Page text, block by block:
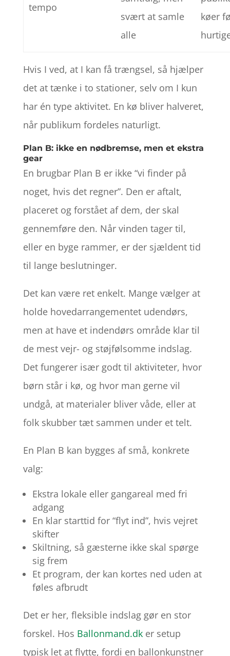
tempo
svært at samle
alle
køer
Hvis I ved, at I kan få trængsel, så hjælper
det at tænke i to stationer, selv om I kun
har én type aktivitet. En kø bliver halveret,
når publikum fordeles naturligt.
Plan B: ikke en nødbremse, men et ekstra
gear
En brugbar Plan B er ikke “vi finder på
noget, hvis det regner”. Den er aftalt,
placeret og forstået af dem, der skal
gennemføre den. Når vinden tager til,
eller en byge rammer, er der sjældent tid
til lange beslutninger.
Det kan være ret enkelt. Mange vælger at
holde hovedarrangementet udendørs,
men at have et indendørs område klar til
de mest vejr- og støjfølsomme indslag.
Det fungerer især godt til aktiviteter, hvor
børn står i kø, og hvor man gerne vil
undgå, at materialer bliver våde, eller at
folk skubber tæt sammen under et telt.
En Plan B kan bygges af små, konkrete
valg:
Ekstra lokale eller gangareal med fri
adgang
En klar starttid for “flyt ind”, hvis vejret
skifter
Skiltning, så gæsterne ikke skal spørge
sig frem
Et program, der kan kortes ned uden at
føles afbrudt
Det er her, fleksible indslag gør en stor
forskel. Hos Ballonmand.dker setup
typisk let at flytte, fordi en ballonkunstner